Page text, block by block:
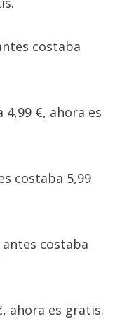
costaba
4,99 €, ahora es
costaba 5,99
antes costaba
ahora es gratis.